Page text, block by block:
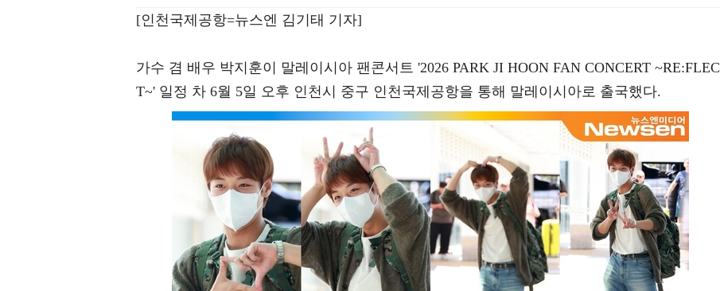
[인천국제공항=뉴스엔 김기태 기자]
가수 겸 배우 박지훈이 말레이시아 팬콘서트 '2026 PARK JI HOON FAN CONCERT ~RE:FLEC
T~' 일정 차 6월 5일 오후 인천시 중구 인천국제공항을 통해 말레이시아로 출국했다.